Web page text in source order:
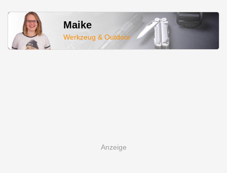
Maike
Werkzeug & Outdoor